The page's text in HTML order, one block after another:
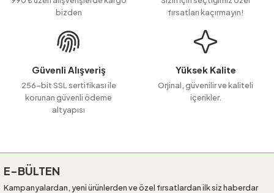
Ürün bilgilerinde hatalar bulunuyor.
Ürün fiyatı diğer sitelerden daha pahalı.
Bu ürüne benzer farklı alternatifler olmalı.
bizden
fırsatları kaçırmayın!
Güvenli Alışveriş
256-bit SSL sertifikası ile
korunan güvenli ödeme
altyapısı
Yüksek Kalite
Orjinal, güvenilir ve kaliteli
içerikler.
E-BÜLTEN
Kampanyalardan, yeni ürünlerden ve özel fırsatlardan ilk siz haberdar